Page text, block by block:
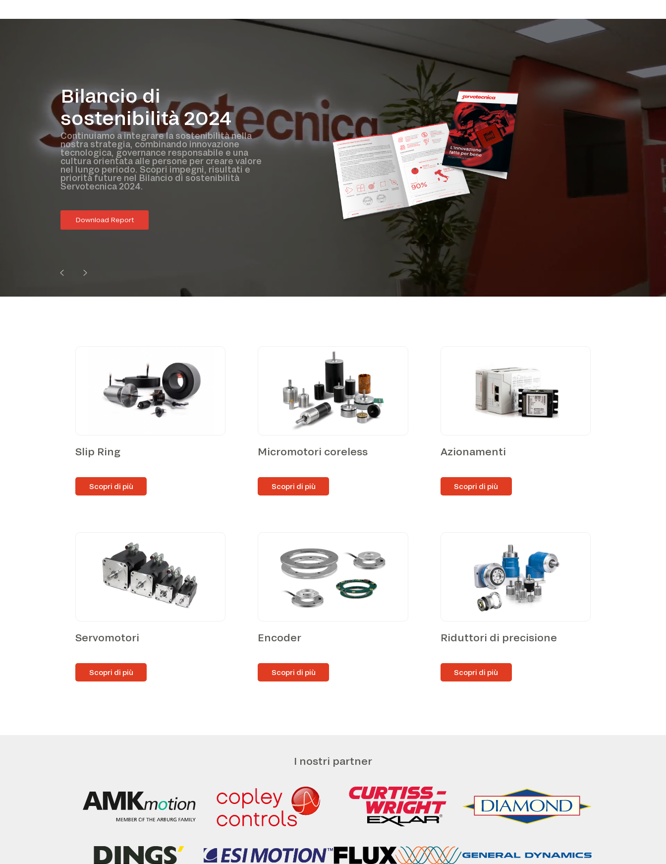
Bilancio di
sostenibilità 2024
Continuiamo a integrare la sostenibilità nella
nostra strategia, combinando innovazione
tecnologica, governance responsabile e una
cultura orientata alle persone per creare valore
nel lungo periodo. Scopri impegni, risultati e
priorità future nel Bilancio di sostenibilità
Servotecnica 2024.
Download Report
Slip Ring
Scopri di più
Micromotori coreless
Scopri di più
Azionamenti
Scopri di più
Servomotori
Scopri di più
Encoder
Scopri di più
Riduttori di precisione
Scopri di più
I nostri partner